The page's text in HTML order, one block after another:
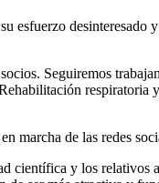
esfuerzo
Seguiremos
respiratoria
marcha de las redes
y los relativos